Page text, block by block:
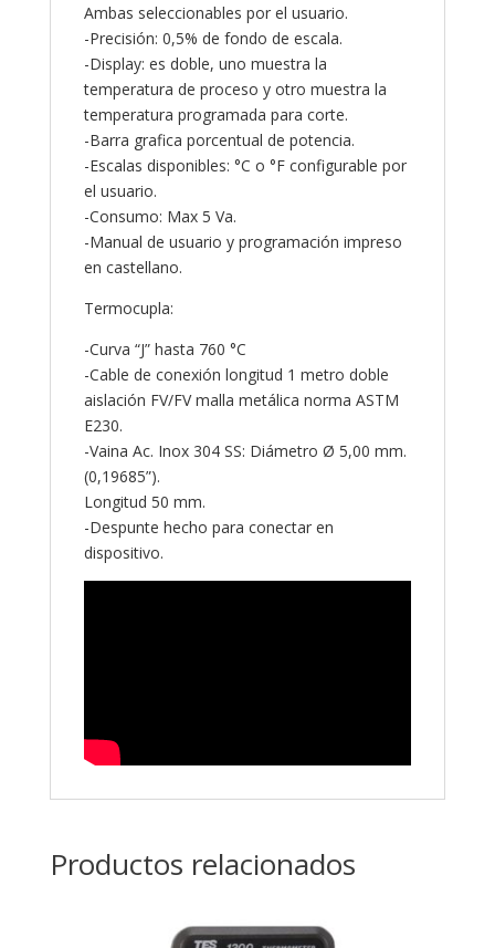
Ambas seleccionables por el usuario.
-Precisión: 0,5% de fondo de escala.
-Display: es doble, uno muestra la
temperatura de proceso y otro muestra la
temperatura programada para corte.
-Barra grafica porcentual de potencia.
-Escalas disponibles: °C o °F configurable por
el usuario.
-Consumo: Max 5 Va.
-Manual de usuario y programación impreso
en castellano.
Termocupla:
-Curva “J” hasta 760 °C
-Cable de conexión longitud 1 metro doble
aislación FV/FV malla metálica norma ASTM
E230.
-Vaina Ac. Inox 304 SS: Diámetro Ø 5,00 mm.
(0,19685”).
Longitud 50 mm.
-Despunte hecho para conectar en
dispositivo.
Productos relacionados